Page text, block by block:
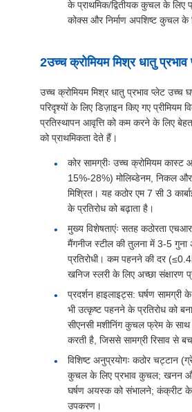
के प्राथमिक/द्वितीयक कुचल के लिए
कोक्स और निर्माण अपशिष्ट कुचल के
2उच्च क्रोमियम मिश्र धातु प्रभाव
उच्च क्रोमियम मिश्र धातु प्रभाव प्लेट उच्च
परिदृश्यों के लिए डिज़ाइन किए गए प्रीमियम
प्रतिस्थापन आवृत्ति को कम करने के लिए
को प्राथमिकता देते हैं।
कोर सामग्रीः उच्च क्रोमियम
15%-28%) मोलिब्डेनम, निकल और
मिश्रित। यह कठोर एम 7 सी 3
के प्रतिरोध को बढ़ाता है।
मुख्य विशेषताएंः सतह कठोरता
मैंगनीज स्टील की तुलना में 3-5
प्रतिरोधी। कम पहनने की दर
खनिज स्लरी के लिए अच्छा संक्षारण
प्रदर्शन हाइलाइट्स: घर्षण सामग्री
भी उत्कृष्ट पहनने के प्रतिरोध को
सीएनसी मशीनिंग कुचल फ्रेम के
करती है, जिससे सामग्री रिसाव से
विशिष्ट अनुप्रयोगः कठोर चट्टान
कुचल के लिए प्रभाव कुचल; खनन और
घर्षण अयस्क को संभालने; कंक्रीट के
उपकरण।